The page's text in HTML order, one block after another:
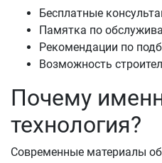
Бесплатные
Памятка по
Рекомендации по
Возможность
Почему
технология?
Современные материалы